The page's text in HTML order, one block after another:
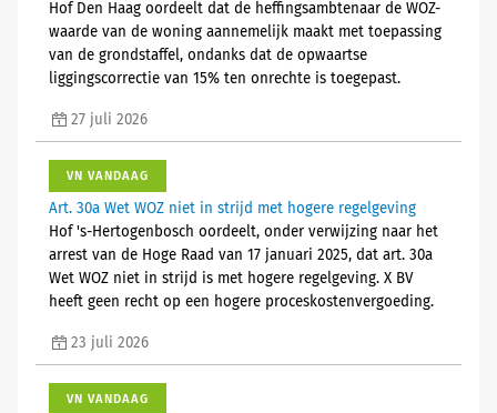
Hof Den Haag oordeelt dat de heffingsambtenaar de WOZ-
waarde van de woning aannemelijk maakt met toepassing
van de grondstaffel, ondanks dat de opwaartse
liggingscorrectie van 15% ten onrechte is toegepast.
27 juli 2026
VN VANDAAG
Art. 30a Wet WOZ niet in strijd met hogere regelgeving
Hof 's-Hertogenbosch oordeelt, onder verwijzing naar het
arrest van de Hoge Raad van 17 januari 2025, dat art. 30a
Wet WOZ niet in strijd is met hogere regelgeving. X BV
heeft geen recht op een hogere proceskostenvergoeding.
23 juli 2026
VN VANDAAG